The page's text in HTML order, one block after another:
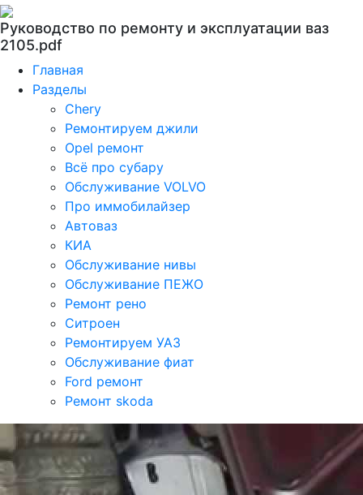
Руководство по ремонту и эксплуатации ваз
2105.pdf
Главная
Разделы
Chery
Ремонтируем джили
Opel ремонт
Всё про субару
Обслуживание VOLVO
Про иммобилайзер
Автоваз
КИА
Обслуживание нивы
Обслуживание ПЕЖО
Ремонт рено
Ситроен
Ремонтируем УАЗ
Обслуживание фиат
Ford ремонт
Ремонт skoda